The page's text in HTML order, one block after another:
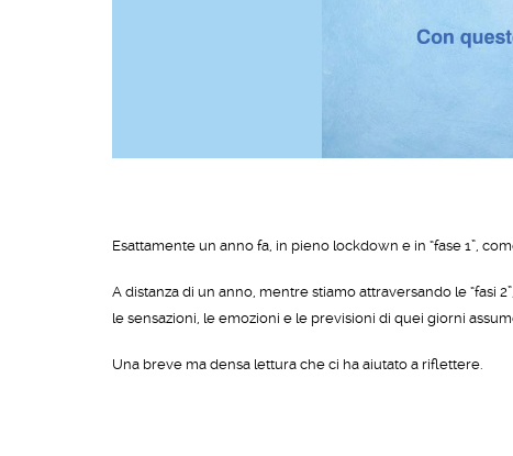
Esattamente un anno fa, in pieno lockdown e in “fase 1”,
A distanza di un anno, mentre stiamo attraversando le “fasi
le sensazioni, le emozioni e le previsioni di quei giorni
Una breve ma densa lettura che ci ha aiutato a riflettere.